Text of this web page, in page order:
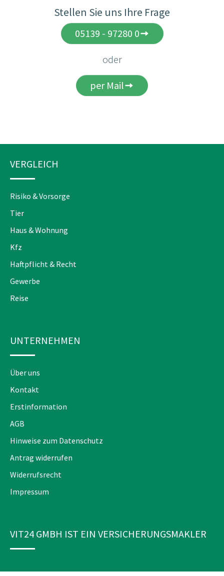
Stellen Sie uns Ihre Frage
05139 - 97280 0
oder
per Mail
VERGLEICH
Risiko & Vorsorge
Tier
Haus & Wohnung
Kfz
Haftpflicht & Recht
Gewerbe
Reise
UNTERNEHMEN
Über uns
Kontakt
Erstinformation
AGB
Hinweise zum Datenschutz
Antrag widerrufen
Widerrufsrecht
Impressum
VIT24 GMBH IST EIN VERSICHERUNGSMAKLER